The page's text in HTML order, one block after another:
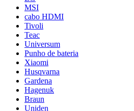
MSI
cabo HDMI
Tivoli
Teac
Universum
Punho de bateria
Xiaomi
Husqvarna
Gardena
Hagenuk
Braun
Uniden